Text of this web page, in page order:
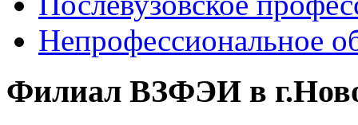
Непрофессиональное
Филиал ВЗФЭИ в